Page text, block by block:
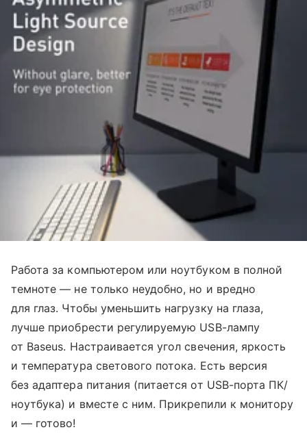
Работа за компьютером или ноутбуком в полной
темноте — не только неудобно, но и вредно
для глаз. Чтобы уменьшить нагрузку на глаза,
лучше приобрести регулируемую USB-лампу
от Baseus. Настраивается угол свечения, яркость
и температура светового потока. Есть версия
без адаптера питания (питается от USB-порта ПК/
ноутбука) и вместе с ним. Прикрепили к монитору
и — готово!